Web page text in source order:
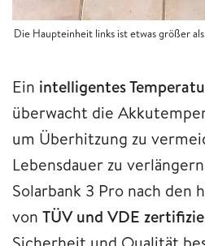
Die Haupteinheit links ist etwas größer
Ein intelligentes
überwacht die
um Überhitzung zu
Lebensdauer zu
Solarbank 3 Pro nach den
von TÜV und VDE